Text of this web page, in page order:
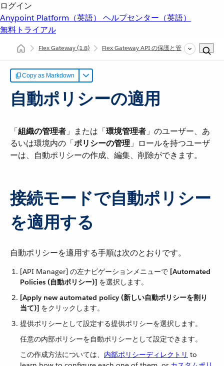
ログイン
Anypoint Platform（英語） ヘルプセンター（英語）
無料トライアル
Flex Gateway(1.8) Flex Gateway API の保護と管理 自動ポ
Copy as Markdown
自動ポリシーの適用
「​組織の管理者 ​」または「​環境管理者 ​」のユーザー、あ
るいは環境内の「​ポリシーの管理 ​」ロールを持つユーザ
ーは、自動ポリシーの作成、編集、削除ができます。
接続モードで自動ポリシー
を適用する
自動ポリシーを適用する手順は次のとおりです。
[API Manager] の左ナビゲーションメニューで ​ [Automated
Policies (自動ポリシー)] ​ を選択します。
[Apply new automated policy (新しい自動ポリシーを割り
当て)] ​ をクリックします。
提供ポリシーとして設定する提供ポリシーを選択します。
任意の内部ポリシーを自動ポリシーとして設定できます。
この作成方法については、​ 内部ポリシーディレクトリ to